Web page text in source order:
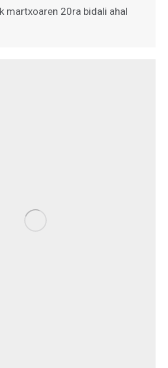
martxoaren 20ra bidali ahal